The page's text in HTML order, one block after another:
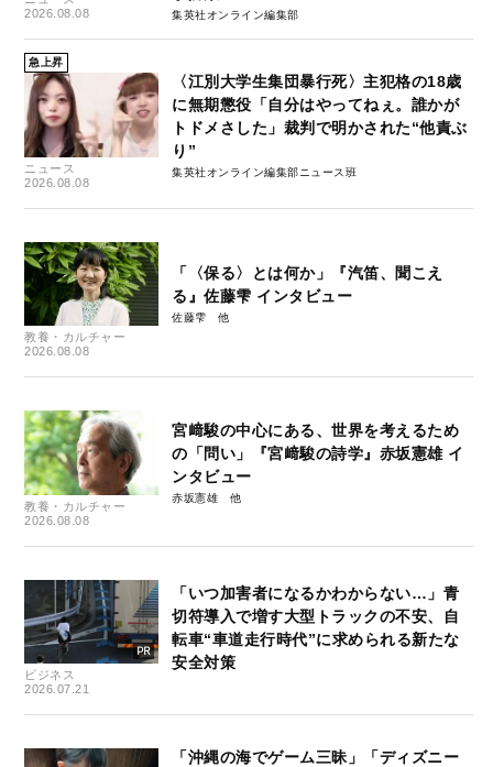
2026.08.08
集英社オンライン編集部
急上昇
ニュース
2026.08.08
〈江別大学生集団暴行死〉主犯格の18歳
に無期懲役「自分はやってねぇ。誰かが
トドメさした」裁判で明かされた“他責ぶ
り”
集英社オンライン編集部ニュース班
教養・カルチャー
2026.08.08
「〈保る〉とは何か」『汽笛、聞こえ
る』佐藤雫 インタビュー
佐藤雫
教養・カルチャー
2026.08.08
宮﨑駿の中心にある、世界を考えるため
の「問い」『宮﨑駿の詩学』赤坂憲雄 イ
ンタビュー
赤坂憲雄
ビジネス
2026.07.21
「いつ加害者になるかわからない…」青
切符導入で増す大型トラックの不安、自
転車“車道走行時代”に求められる新たな
安全対策
「沖縄の海でゲーム三昧」「ディズニー